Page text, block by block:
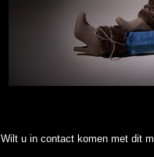
Wilt u in contact komen met dit